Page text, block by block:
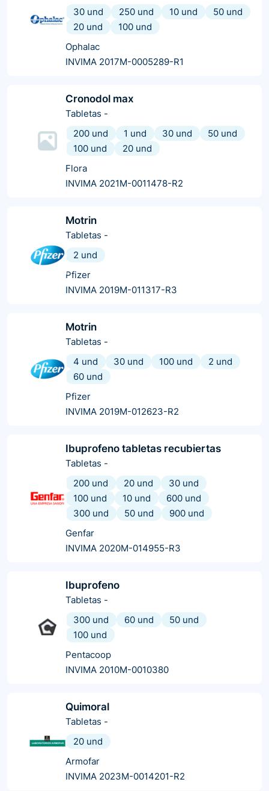
30 und
250 und 10 und
50 und
20 und
100 und
Ophalac
INVIMA 2017M-0005289-R1
Cronodol max
Tabletas -
200 und
1 und 30 und
50 und
100 und
20 und
Flora
INVIMA 2021M-0011478-R2
Motrin
Tabletas -
2 und
Pfizer
INVIMA 2019M-011317-R3
Motrin
Tabletas -
4 und
30 und 100 und
2 und
60 und
Pfizer
INVIMA 2019M-012623-R2
Ibuprofeno tabletas recubiertas
Tabletas -
200 und
20 und
30 und
100 und
10 und
600 und
300 und
50 und
900 und
Genfar
INVIMA 2020M-014955-R3
Ibuprofeno
Tabletas -
300 und
60 und
50 und
100 und
Pentacoop
INVIMA 2010M-0010380
Quimoral
Tabletas -
20 und
Armofar
INVIMA 2023M-0014201-R2